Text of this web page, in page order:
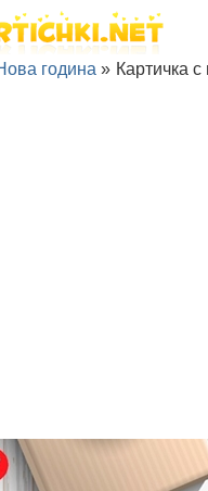
година » Картичка